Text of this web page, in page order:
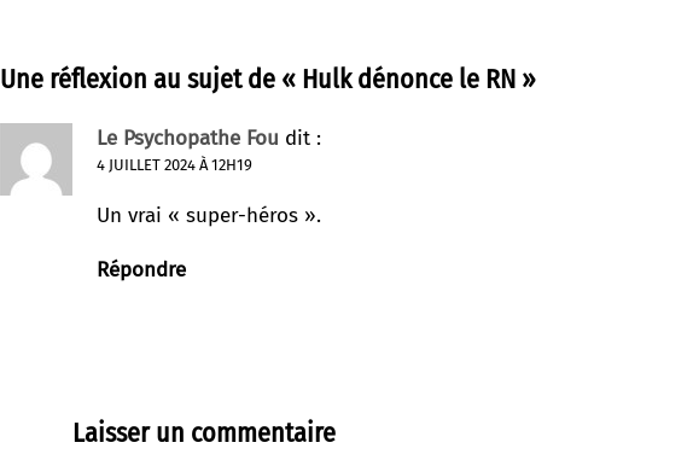
Une réflexion au sujet de « Hulk dénonce le RN »
Le Psychopathe Fou dit :
4 JUILLET 2024 À 12H19
Un vrai « super-héros ».
Répondre
Laisser un commentaire